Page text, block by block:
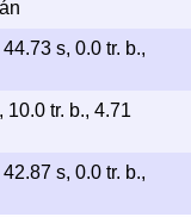
44.73 s, 0.0 tr. b.,
10.0 tr. b., 4.71
42.87 s, 0.0 tr. b.,